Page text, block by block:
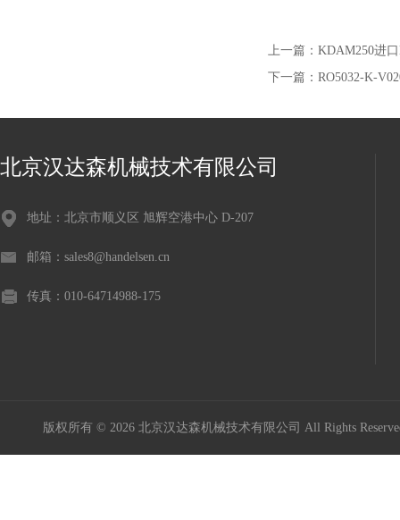
上一篇： KDAM250进口
下一篇： RO5032-K-
北京汉达森机械技术有限公司
地址：北京市顺义区 旭辉空港中心 D-207
邮箱：sales8@handelsen.cn
传真：010-64714988-175
版权所有 © 2026 北京汉达森机械技术有限公司 All Rights